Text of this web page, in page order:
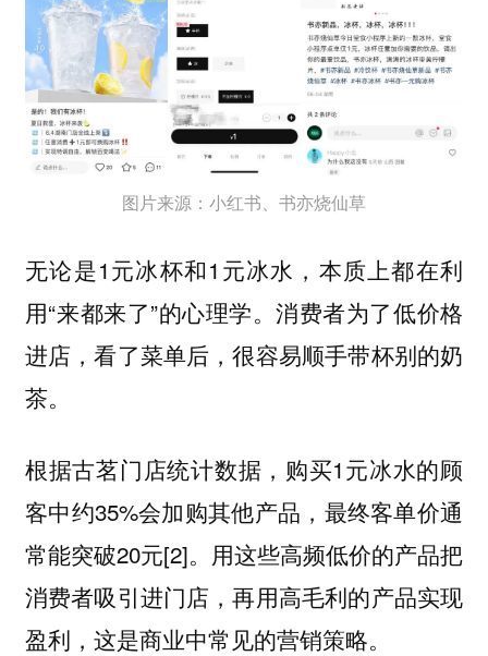
图片来源：小红书、书亦烧仙草
无论是1元冰杯和1元冰水，本质上都在利
用“来都来了”的心理学。消费者为了低价格
进店，看了菜单后，很容易顺手带杯别的奶
茶。
根据古茗门店统计数据，购买1元冰水的顾
客中约35%会加购其他产品，最终客单价通
常能突破20元[2]。 用这些高频低价的产品把
消费者吸引进门店，再用高毛利的产品实现
盈利，这是商业中常见的营销策略。